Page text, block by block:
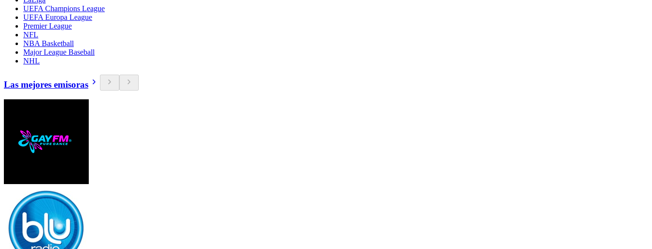
UEFA Champions League
UEFA Europa League
Premier League
NFL
NBA Basketball
Major League Baseball
NHL
Las mejores emisoras